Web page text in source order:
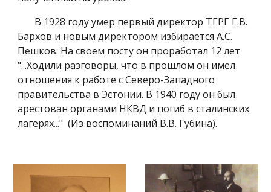
В 1928 году умер первый директор ТГРГ Г.В.
Бархов и новым директором избирается А.С.
Пешков. На своем посту он проработал 12 лет
"...Ходили разговоры, что в прошлом он имел
отношения к работе с Северо-Западного
правительства в Эстонии. В 1940 году он был
арестован органами НКВД и погиб в сталинских
лагерях..." (Из воспоминаний В.В. Губина).